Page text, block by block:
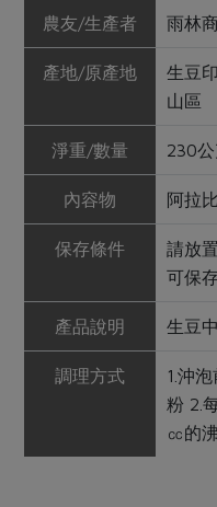
農友/生產者 雨林
產地/原產地
生豆
山區
淨重/數量 230
內容物 阿拉
保存條件
請放
可保
產品說明 生豆
調理方式
1.沖
粉 2.
㏄的